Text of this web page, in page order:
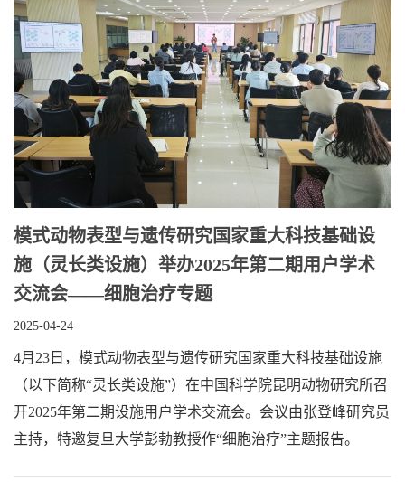
模式动物表型与遗传研究国家重大科技基础设
施（灵长类设施）举办2025年第二期用户学术
交流会——细胞治疗专题
2025-04-24
4月23日，模式动物表型与遗传研究国家重大科技基础设施
（以下简称“灵长类设施”）在中国科学院昆明动物研究所召
开2025年第二期设施用户学术交流会。会议由张登峰研究员
主持，特邀复旦大学彭勃教授作“细胞治疗”主题报告。